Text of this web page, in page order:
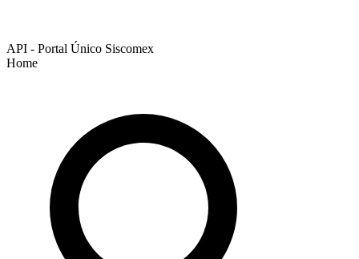
API - Portal Único Siscomex
Home